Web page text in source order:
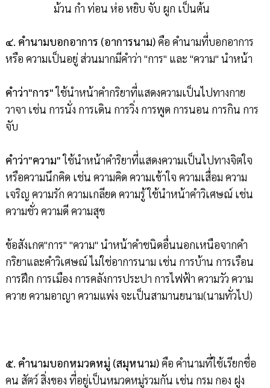
ม้วน กำ ท่อน ห่อ หยิบ จับ ผูก เป็นต้น
๔. คำนามบอกอาการ (อาการนาม)คือ คำนามที่บอกอาการ
หรือ ความเป็นอยู่ ส่วนมากมีคำว่า "การ" และ "ความ" นำหน้า
คำว่า"การ"ใช้นำหน้าคำกริยาที่แสดงความเป็นไปทางกาย
วาจา เช่น การนั่ง การเดิน การวิ่ง การพูด การนอน การกิน การ
จับ
คำว่า"ความ"ใช้นำหน้าคำริยาที่แสดงความเป็นไปทางจิตใจ
หรือความนึกคิด เช่น ความคิด ความเข้าใจ ความเสื่อม ความ
เจริญ ความรัก ความเกลียด ความรู้ ใช้นำหน้าคำวิเศษณ์ เช่น
ความชั่ว ความดี ความสุข
ข้อสังเกต"การ" "ความ" นำหน้าคำชนิดอื่นนอกเหนือจากคำ
กริยาและคำวิเศษณ์ ไม่ใช่อาการนาม เช่น การบ้าน การเรือน
การฝึก การเมือง การคลังการประปา การไฟฟ้า ความวัว ความ
ควาย ความอาญา ความแพ่ง จะเป็นสามานยนาม(นามทั่วไป)
๕. คำนามบอกหมวดหมู่ (สมุหนาม)คือ คำนามที่ใช้เรียกชื่อ
คน สัตว์ สิ่งของ ที่อยู่เป็นหมวดหมู่รวมกัน เช่น กรม กอง ฝูง